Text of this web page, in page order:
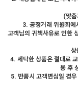
(맞
3. 공정거래 위원회
고객님의 귀책사유로 인한
상
4. 세탁한 상품은 절대로
용 후
5. 반품시 고객변심일 경